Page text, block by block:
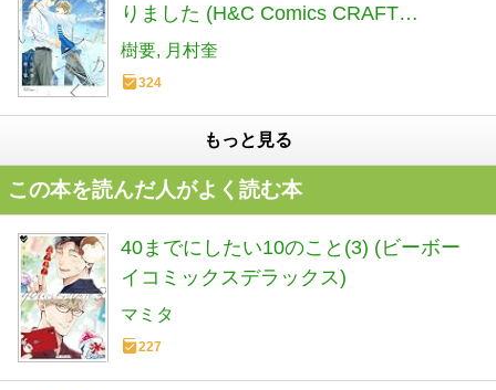
りました (H&C Comics CRAFT
SERIES)
樹要 月村奎
324
もっと見る
この本を読んだ人がよく読む本
40までにしたい10のこと(3) (ビーボー
イコミックスデラックス)
マミタ
227